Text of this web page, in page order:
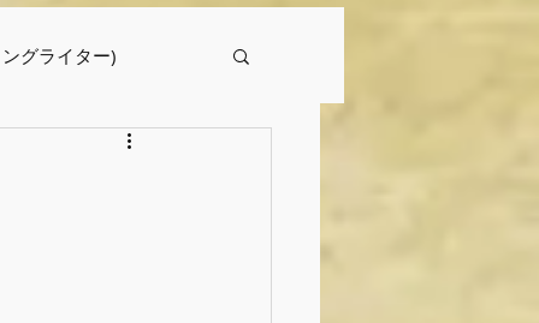
グライター)